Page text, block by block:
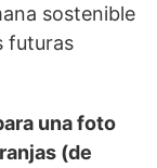
sostenible
futuras
una foto
(de